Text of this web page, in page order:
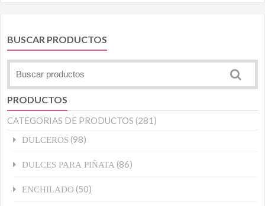
BUSCAR PRODUCTOS
PRODUCTOS
CATEGORIAS DE PRODUCTOS (281)
DULCEROS (98)
DULCES PARA PIÑATA (86)
ENCHILADO (50)